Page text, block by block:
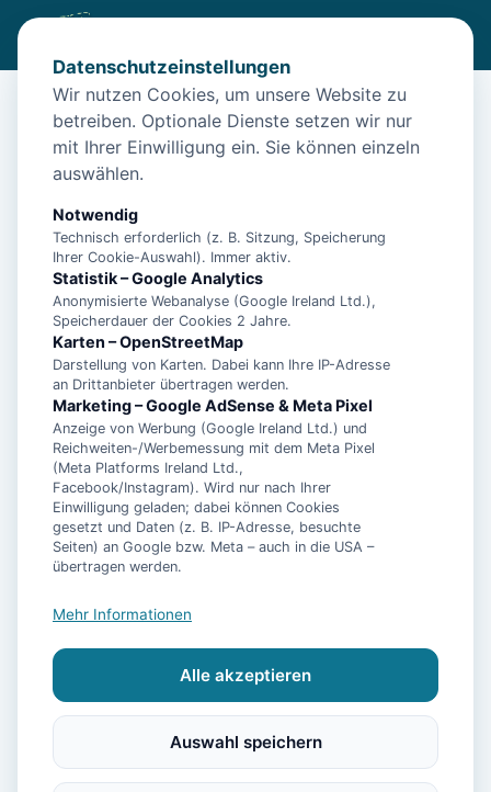
/Unterkünfte /Norden/
Ferienwohnung Maja Norden – Hunde willkommen
Ferienwohnung Maja Norden –
Hunde willkommen
26506 Norden
Ausstattung
WLAN
Kühlschrank Mikrowelle
Geschirrspüler Terrasse Garten
Datenschutzeinstellungen
Wir nutzen Cookies, um unsere Website zu
betreiben. Optionale Dienste setzen wir nur
mit Ihrer Einwilligung ein. Sie können einzeln
auswählen.
Notwendig
Technisch erforderlich (z. B. Sitzung, Speicherung
Ihrer Cookie-Auswahl). Immer aktiv.
Statistik – Google Analytics
Anonymisierte Webanalyse (Google Ireland Ltd.),
Speicherdauer der Cookies 2 Jahre.
Karten – OpenStreetMap
Darstellung von Karten. Dabei kann Ihre IP-Adresse
an Drittanbieter übertragen werden.
Marketing – Google AdSense & Meta Pixel
Anzeige von Werbung (Google Ireland Ltd.) und
Reichweiten-/Werbemessung mit dem Meta Pixel
(Meta Platforms Ireland Ltd.,
Facebook/Instagram). Wird nur nach Ihrer
Einwilligung geladen; dabei können Cookies
gesetzt und Daten (z. B. IP-Adresse, besuchte
Seiten) an Google bzw. Meta – auch in die USA –
übertragen werden.
Mehr Informationen
Alle akzeptieren
Auswahl speichern